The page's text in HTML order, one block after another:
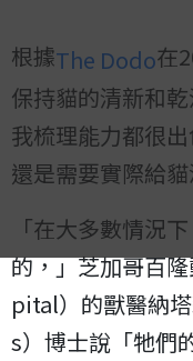
根據The Dodo在
保持貓的清新和
我梳理能力都很
還是需要實際給貓
「在大多數情況
的，」芝加哥百
pital）的獸醫納
s）博士說「牠們